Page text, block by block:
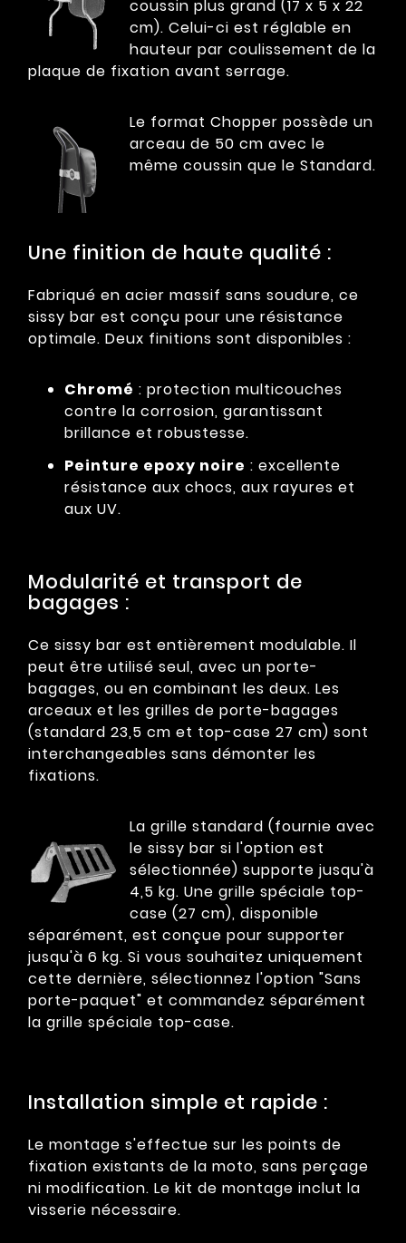
coussin plus grand (17 x 5 x 22
cm). Celui-ci est réglable en
hauteur par coulissement de la
plaque de fixation avant serrage.
Le format Chopper possède un
arceau de 50 cm avec le
même coussin que le Standard.
Une finition de haute qualité :
Fabriqué en acier massif sans soudure, ce
sissy bar est conçu pour une résistance
optimale. Deux finitions sont disponibles :
Chromé : protection multicouches
contre la corrosion, garantissant
brillance et robustesse.
Peinture epoxy noire : excellente
résistance aux chocs, aux rayures et
aux UV.
Modularité et transport de
bagages :
Ce sissy bar est entièrement modulable. Il
peut être utilisé seul, avec un porte-
bagages, ou en combinant les deux. Les
arceaux et les grilles de porte-bagages
(standard 23,5 cm et top-case 27 cm) sont
interchangeables sans démonter les
fixations.
La grille standard (fournie avec
le sissy bar si l'option est
sélectionnée) supporte jusqu'à
4,5 kg. Une grille spéciale top-
case (27 cm), disponible
séparément, est conçue pour supporter
jusqu'à 6 kg. Si vous souhaitez uniquement
cette dernière, sélectionnez l'option "Sans
porte-paquet" et commandez séparément
la grille spéciale top-case.
Installation simple et rapide :
Le montage s'effectue sur les points de
fixation existants de la moto, sans perçage
ni modification. Le kit de montage inclut la
visserie nécessaire.